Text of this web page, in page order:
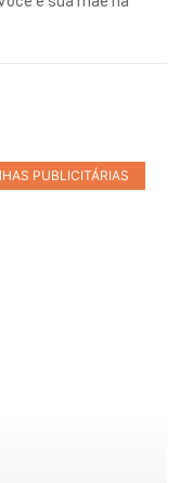
PUBLICITÁRIAS